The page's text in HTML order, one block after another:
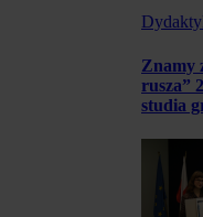
Znamy
rusza”
studia